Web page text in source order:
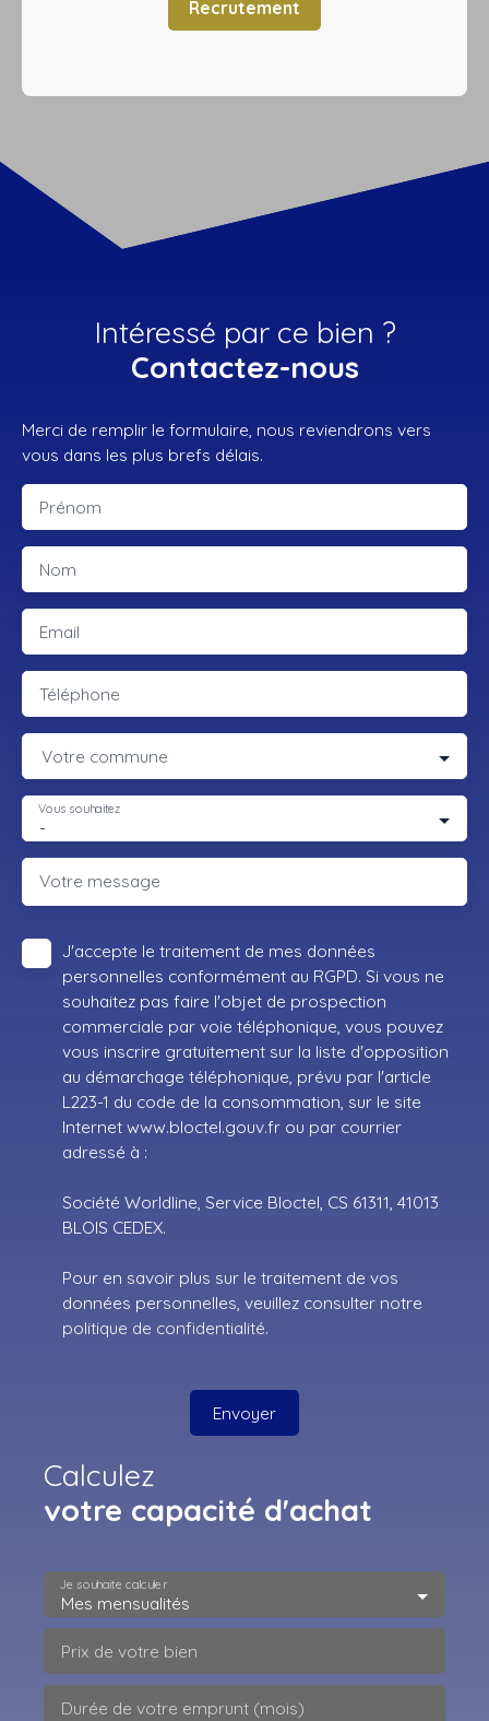
Recrutement
Intéressé par ce bien ?
Contactez-nous
Merci de remplir le formulaire, nous reviendrons vers
vous dans les plus brefs délais.
Prénom
Nom
Email
Téléphone
Votre commune
-
Vous souhaitez
Votre message
J'accepte le traitement de mes données
personnelles conformément au RGPD. Si vous ne
souhaitez pas faire l'objet de prospection
commerciale par voie téléphonique, vous pouvez
vous inscrire gratuitement sur la liste d'opposition
au démarchage téléphonique, prévu par l'article
L223-1 du code de la consommation, sur le site
Internet www.bloctel.gouv.fr ou par courrier
adressé à :
Société Worldline, Service Bloctel, CS 61311, 41013
BLOIS CEDEX.
Pour en savoir plus sur le traitement de vos
données personnelles, veuillez consulter notre
politique de confidentialité.
Envoyer
Calculez
votre capacité d'achat
Mes mensualités
Je souhaite calculer
Prix de votre bien
Durée de votre emprunt (mois)